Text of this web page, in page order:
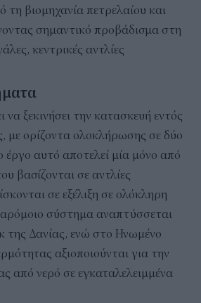
τη βιομηχανία πετρελαίου και
σημαντικό προβάδισμα στη
κεντρικές αντλίες
να ξεκινήσει την κατασκευή εντός
με ορίζοντα ολοκλήρωσης σε δύο
έργο αυτό αποτελεί μία μόνο από
βασίζονται σε αντλίες
σε εξέλιξη σε ολόκληρη
σύστημα αναπτύσσεται
της Δανίας, ενώ στο Ηνωμένο
αξιοποιούνται για την
από νερό σε εγκαταλελειμμένα